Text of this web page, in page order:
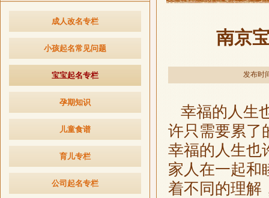
成人改名专栏
小孩起名常见问题
宝宝起名专栏
孕期知识
儿童食谱
育儿专栏
公司起名专栏
南京
发布时
幸福的人生
许只需要累了
幸福的人生也
家人在一起和
着不同的理解